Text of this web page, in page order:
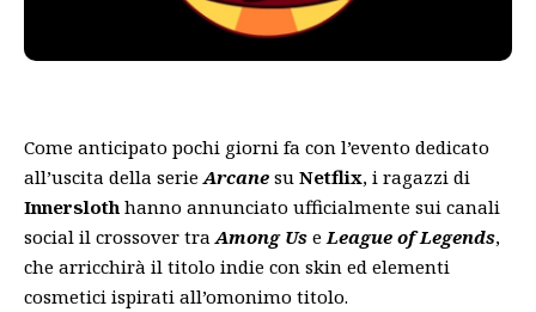
Come anticipato pochi giorni fa con l’evento dedicato
all’uscita della serie Arcane su Netflix, i ragazzi di
Innersloth hanno annunciato ufficialmente sui canali
social il crossover tra Among Us e League of Legends,
che arricchirà il titolo indie con skin ed elementi
cosmetici ispirati all’omonimo titolo.